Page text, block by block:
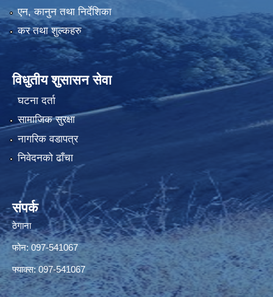
एन, कानुन तथा निर्देशिका
कर तथा शुल्कहरु
विधुतीय शुसासन सेवा
घटना दर्ता
सामाजिक सुरक्षा
नागरिक वडापत्र
निवेदनको ढाँचा
संपर्क
ठेगाना
फोन: 097-541067
फ्याक्स: 097-541067